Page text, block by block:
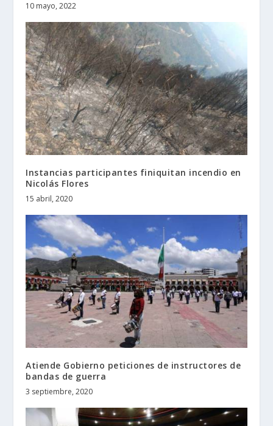
10 mayo, 2022
Instancias participantes finiquitan incendio en
Nicolás Flores
15 abril, 2020
Atiende Gobierno peticiones de instructores de
bandas de guerra
3 septiembre, 2020